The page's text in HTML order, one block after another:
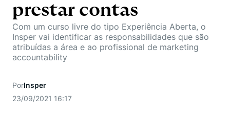
Graduação
Pós-Graduação
Educação Executiva
Busca por Áreas de Conhecimento
O Insper
Campus
Student Life
Comunidade Transforme
Missão
Lista de doadores
Pesquisa
Centros de Conhecimento
Carreiras e Cursos
Unidades Acadêmicas
prestar contas
Com um curso livre do tipo Experiência Aberta, o
Insper vai identificar as responsabilidades que são
atribuídas a área e ao profissional de marketing
accountability
PorInsper
23/09/2021 16:17